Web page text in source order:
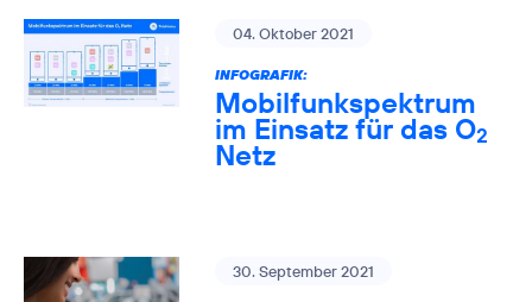
04. Oktober 2021
INFOGRAFIK:
Mobilfunkspektrum
im Einsatz für das O2
Netz
30. September 2021